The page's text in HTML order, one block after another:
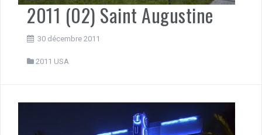
2011 (02) Saint Augustine
30 décembre 2011
2011 USA